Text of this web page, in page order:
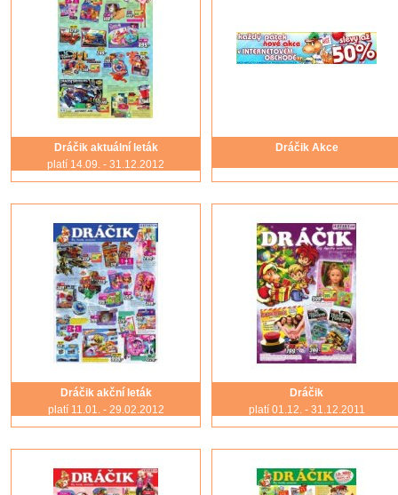
Dráčik aktuální leták
platí 14.09. - 31.12.2012
Dráčik Akce
Dráčik akční leták
platí 11.01. - 29.02.2012
Dráčik
platí 01.12. - 31.12.2011